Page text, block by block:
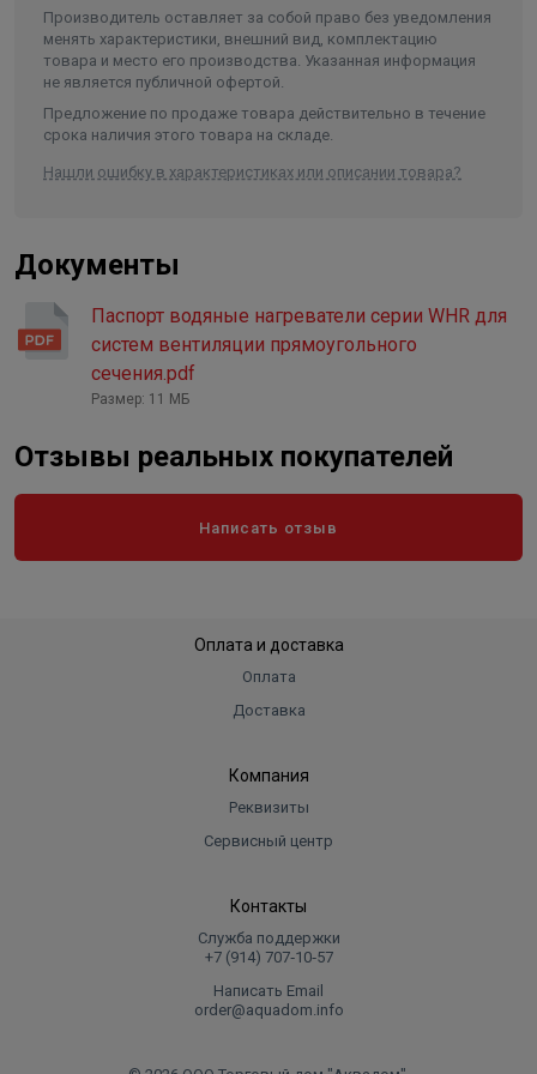
Гарантия — 12 месяцев.
Производитель оставляет за собой право без уведомления
менять характеристики, внешний вид, комплектацию
товара и место его производства. Указанная информация
не является публичной офертой.
Предложение по продаже товара действительно в течение
срока наличия этого товара на складе.
Нашли ошибку в характеристиках или описании товара?
Документы
Паспорт водяные нагреватели серии WHR для
систем вентиляции прямоугольного
сечения.pdf
Размер: 11 МБ
Отзывы реальных покупателей
Написать отзыв
Оплата и доставка
Оплата
Доставка
Компания
Реквизиты
Сервисный центр
Контакты
Служба поддержки
+7 (914) 707‑10‑57
Написать Email
order@aquadom.info